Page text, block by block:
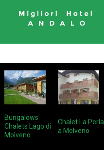
Bungalows
Chalets Lago di
Molveno
Chalet La Perla
a Molveno